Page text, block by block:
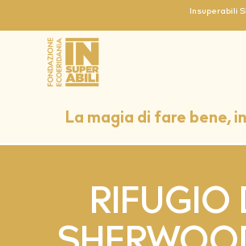
Insuperabili
La magia di fare bene,
RIFUGIO